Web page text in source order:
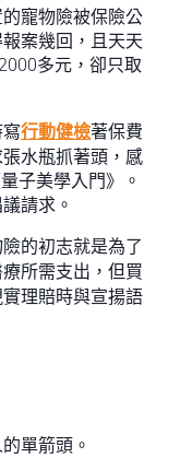
寵物險被保險公
案幾回，且天天
多元，卻只取
行動健檢著保費
水瓶抓著頭，感
子美學入門》。
請求。
的初志就是為了
所需支出，但買
理賠時與宣揚語
單箭頭。